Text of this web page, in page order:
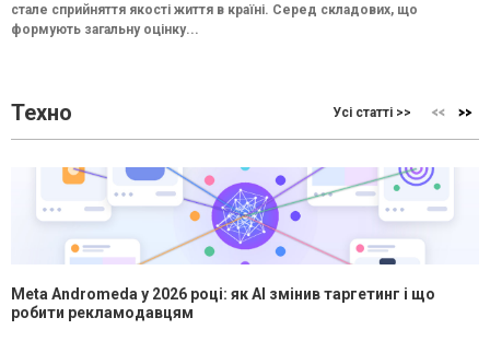
стале сприйняття якості життя в країні. Серед складових, що
формують загальну оцінку...
Техно Усі статті >>
Meta Andromeda у 2026 році: як AI змінив таргетинг і що
робити рекламодавцям